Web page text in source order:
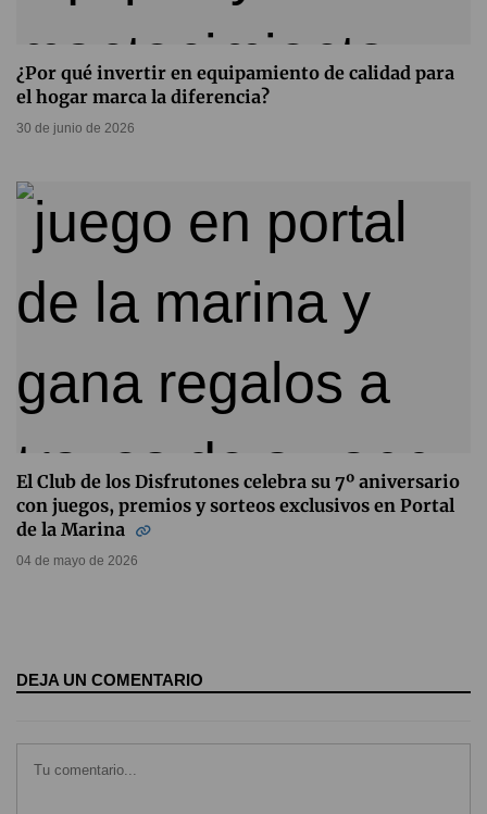
¿Por qué invertir en equipamiento de calidad para
el hogar marca la diferencia?
30 de junio de 2026
El Club de los Disfrutones celebra su 7º aniversario
con juegos, premios y sorteos exclusivos en Portal
de la Marina
04 de mayo de 2026
DEJA UN COMENTARIO